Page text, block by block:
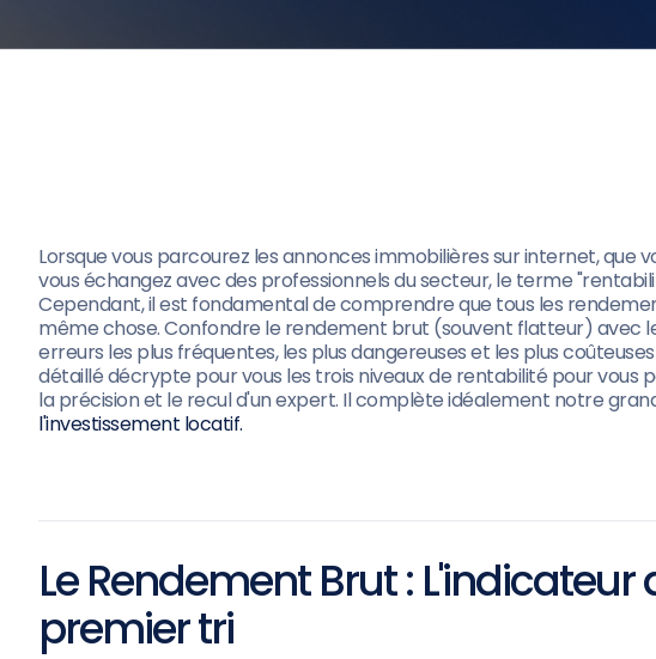
Lorsque vous parcourez les annonces immobilières sur internet, que
vous échangez avec des professionnels du secteur, le terme
Cependant, il est fondamental de comprendre que tous les
même chose. Confondre le rendement brut (souvent flatteur) avec
erreurs les plus fréquentes, les plus dangereuses et les plus
détaillé décrypte pour vous les trois niveaux de rentabilité pour
la précision et le recul d'un expert. Il complète idéalement notre
l'investissement locatif.
Le Rendement Brut : L'indicateur
premier tri